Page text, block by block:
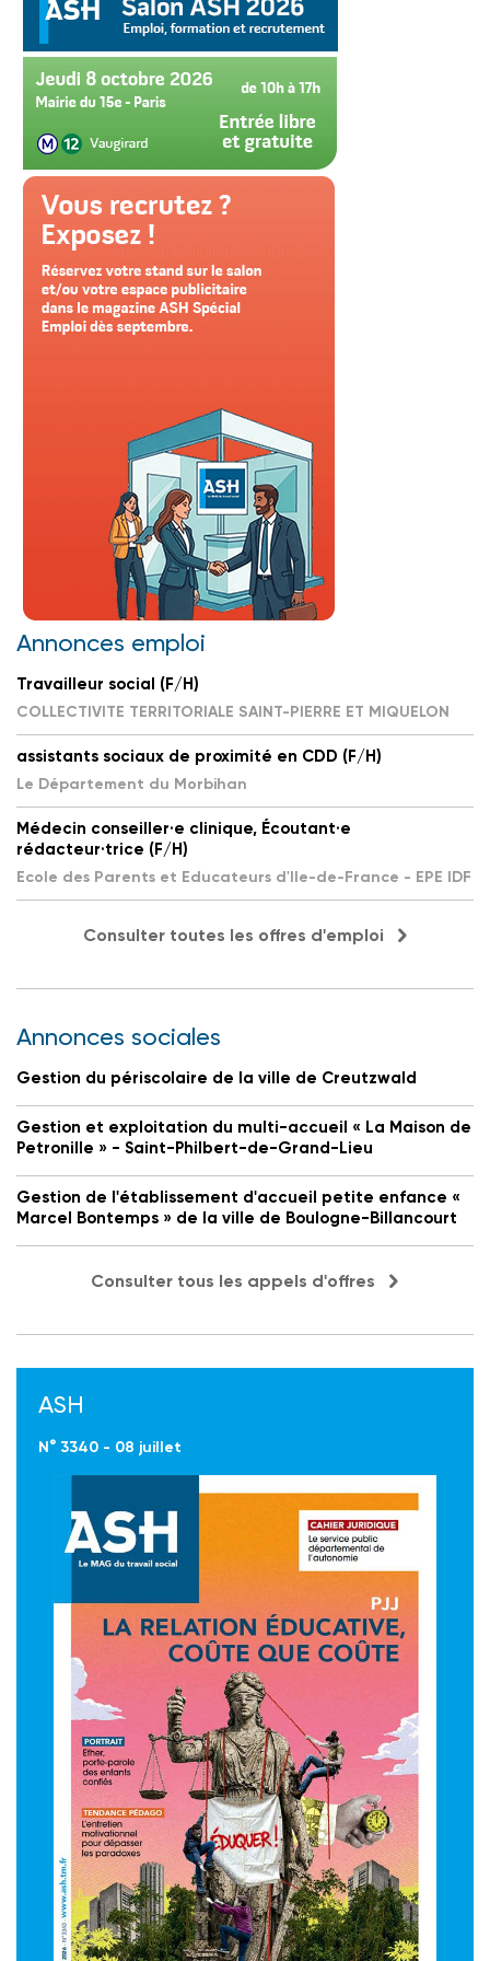
Annonces emploi
Travailleur social (F/H)
COLLECTIVITE TERRITORIALE SAINT-PIERRE ET MIQUELON
assistants sociaux de proximité en CDD (F/H)
Le Département du Morbihan
Médecin conseiller·e clinique, Écoutant·e
rédacteur·trice (F/H)
Ecole des Parents et Educateurs d'Ile-de-France - EPE IDF
Consulter toutes les offres d'emploi
Annonces sociales
Gestion du périscolaire de la ville de Creutzwald
Gestion et exploitation du multi-accueil « La Maison de
Petronille » - Saint-Philbert-de-Grand-Lieu
Gestion de l'établissement d'accueil petite enfance «
Marcel Bontemps » de la ville de Boulogne-Billancourt
Consulter tous les appels d'offres
ASH
N° 3340 - 08 juillet